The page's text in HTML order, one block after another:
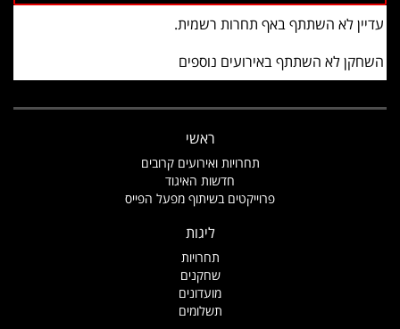
עדיין לא השתתף באף תחרות רשמית.
השחקן לא השתתף באירועים נוספים
ראשי
תחרויות ואירועים קרובים
חדשות האיגוד
פרוייקטים בשיתוף מפעל הפייס
ליגות
תחרויות
שחקנים
מועדונים
תשלומים